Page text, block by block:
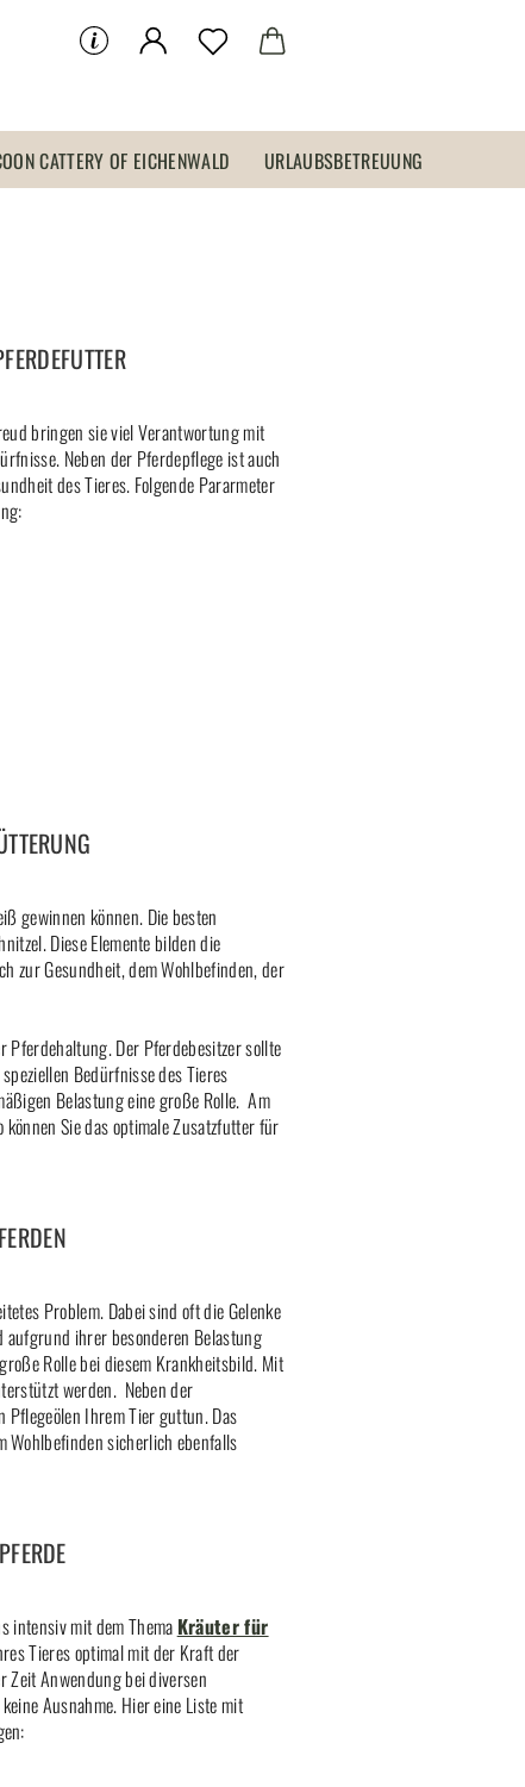
CATTERY OF EICHENWALD URLAUBSBETREUUNG
bringen sie viel Verantwortung mit
Neben der Pferdepflege ist auch
des Tieres. Folgende Pararmeter
gewinnen können. Die besten
Diese Elemente bilden die
zur Gesundheit, dem Wohlbefinden, der
Pferdehaltung. Der Pferdebesitzer sollte
Bedürfnisse des Tieres
Belastung eine große Rolle. Am
Sie das optimale Zusatzfutter für
Problem. Dabei sind oft die Gelenke
ihrer besonderen Belastung
Rolle bei diesem Krankheitsbild. Mit
werden. Neben der
Ihrem Tier guttun. Das
Wohlbefinden sicherlich ebenfalls
intensiv mit dem Thema Kräuter für
Tieres optimal mit der Kraft der
Anwendung bei diversen
Ausnahme. Hier eine Liste mit